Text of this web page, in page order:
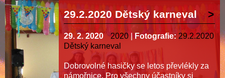
29.2.2020 Dětský karneval
29. 2. 2020 2020 Fotografie: 29.2.2020
Dětský karneval
Dobrovolné hasičky se letos převlékly za
námořnice. Pro všechny účastníky si